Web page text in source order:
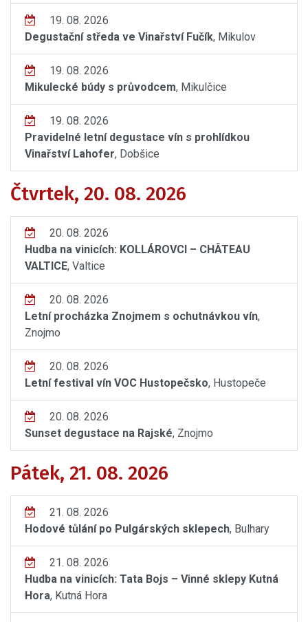
19. 08. 2026
Degustační středa ve Vinařství Fučík, Mikulov
19. 08. 2026
Mikulecké búdy s průvodcem, Mikulčice
19. 08. 2026
Pravidelné letní degustace vín s prohlídkou
Vinařství Lahofer, Dobšice
Čtvrtek, 20. 08. 2026
20. 08. 2026
Hudba na vinicích: KOLLÁROVCI – CHÂTEAU
VALTICE, Valtice
20. 08. 2026
Letní procházka Znojmem s ochutnávkou vín,
Znojmo
20. 08. 2026
Letní festival vín VOC Hustopečsko, Hustopeče
20. 08. 2026
Sunset degustace na Rajské, Znojmo
Pátek, 21. 08. 2026
21. 08. 2026
Hodové tůlání po Pulgárských sklepech, Bulhary
21. 08. 2026
Hudba na vinicích: Tata Bojs – Vinné sklepy Kutná
Hora, Kutná Hora